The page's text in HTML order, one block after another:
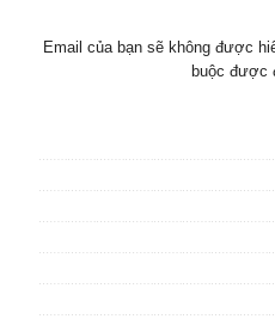
Email của bạn sẽ không được
buộc được